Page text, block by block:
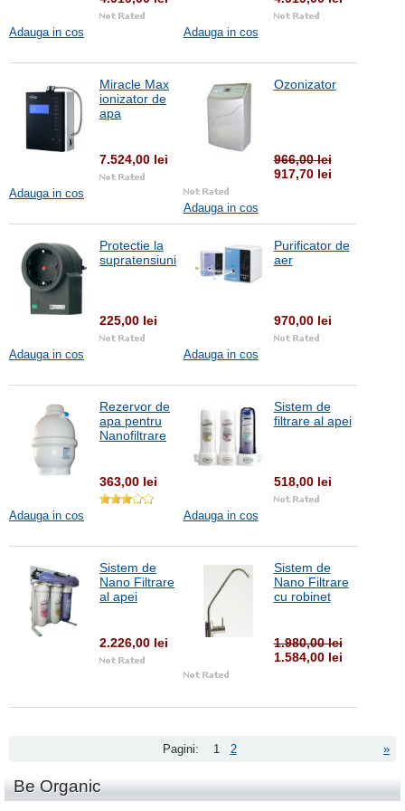
Adauga in cos Adauga in cos
Miracle Max
ionizator de
apa
7.524,00 lei
Adauga in cos
Ozonizator
966,00 lei
917,70 lei
Adauga in cos
Protectie la
supratensiuni
225,00 lei
Adauga in cos
Purificator de
aer
970,00 lei
Adauga in cos
Rezervor de
apa pentru
Nanofiltrare
363,00 lei
Adauga in cos
Sistem de
filtrare al apei
518,00 lei
Adauga in cos
Sistem de
Nano Filtrare
al apei
2.226,00 lei
Sistem de
Nano Filtrare
cu robinet
1.980,00 lei
1.584,00 lei
»
Pagini: 1 2
Be Organic